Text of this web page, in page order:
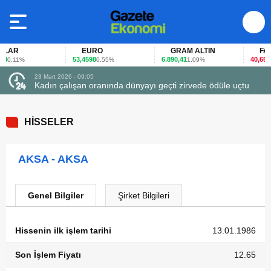
0,11%
EURO
53,45980,55%
GRAM ALTIN
6.890,411,09%
FAİZ
40,65-
23 Mart 2026 - 09:05
Kadın çalışan oranında dünyayı geçti zirvede ödüle uçtu
HİSSELER
AKSA - AKSA
Genel Bilgiler Şirket Bilgileri
Hissenin ilk işlem tarihi 13.01.1986
Son İşlem Fiyatı 12.65